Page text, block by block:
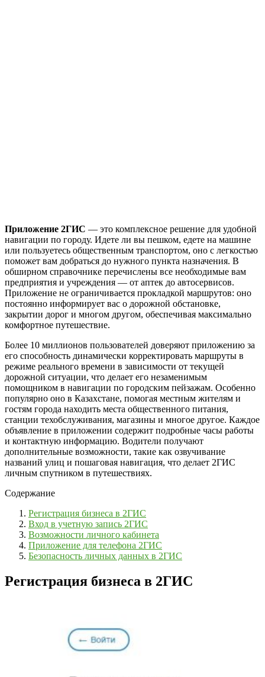
Приложение 2ГИС — это комплексное решение для удобной
навигации по городу. Идете ли вы пешком, едете на машине
или пользуетесь общественным транспортом, оно с легкостью
поможет вам добраться до нужного пункта назначения. В
обширном справочнике перечислены все необходимые вам
предприятия и учреждения — от аптек до автосервисов.
Приложение не ограничивается прокладкой маршрутов: оно
постоянно информирует вас о дорожной обстановке,
закрытии дорог и многом другом, обеспечивая максимально
комфортное путешествие.
Более 10 миллионов пользователей доверяют приложению за
его способность динамически корректировать маршруты в
режиме реального времени в зависимости от текущей
дорожной ситуации, что делает его незаменимым
помощником в навигации по городским пейзажам. Особенно
популярно оно в Казахстане, помогая местным жителям и
гостям города находить места общественного питания,
станции техобслуживания, магазины и многое другое. Каждое
объявление в приложении содержит подробные часы работы
и контактную информацию. Водители получают
дополнительные возможности, такие как озвучивание
названий улиц и пошаговая навигация, что делает 2ГИС
личным спутником в путешествиях.
Содержание
Регистрация бизнеса в 2ГИС
Вход в учетную запись 2ГИС
Возможности личного кабинета
Приложение для телефона 2ГИС
Безопасность личных данных в 2ГИС
Регистрация бизнеса в 2ГИС